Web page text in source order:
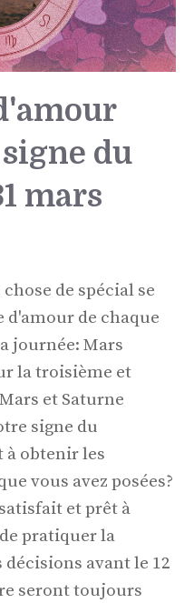
du
mars
de spécial se
de chaque
journée: Mars
la troisième et
et Saturne
signe du
à obtenir les
vous avez posées?
et prêt à
pratiquer la
avant le 12
seront toujours